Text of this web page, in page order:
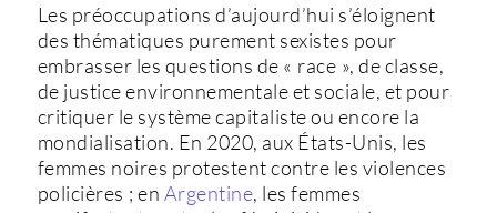
Les préoccupations d’aujourd’hui s’éloignent
des thématiques purement sexistes pour
embrasser les questions de « race », de classe,
de justice environnementale et sociale, et pour
critiquer le système capitaliste ou encore la
mondialisation. En 2020, aux États-Unis, les
femmes noires protestent contre les violences
policières ; en Argentine, les femmes